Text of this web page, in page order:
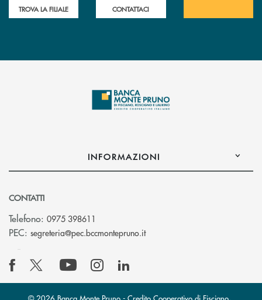
TROVA LA FILIALE CONTATTACI
INFORMAZIONI
CONTATTI
Telefono: 0975 398611
PEC: segreteria@pec.bccmontepruno.it(si apre l’app di posta